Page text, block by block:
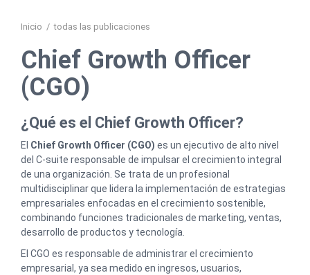
Inicio / todas las publicaciones
Chief Growth Officer
(CGO)
¿Qué es el Chief Growth Officer?
El Chief Growth Officer (CGO) es un ejecutivo de alto nivel
del C-suite responsable de impulsar el crecimiento integral
de una organización. Se trata de un profesional
multidisciplinar que lidera la implementación de estrategias
empresariales enfocadas en el crecimiento sostenible,
combinando funciones tradicionales de marketing, ventas,
desarrollo de productos y tecnología.
El CGO es responsable de administrar el crecimiento
empresarial, ya sea medido en ingresos, usuarios,